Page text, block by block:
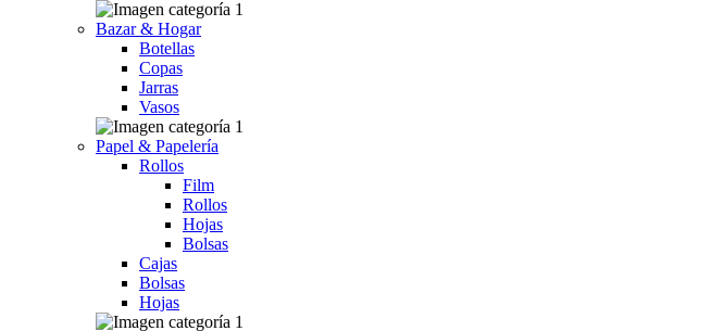
Bazar & Hogar
Botellas
Copas
Jarras
Vasos
Papel & Papelería
Rollos
Film
Rollos
Hojas
Bolsas
Cajas
Bolsas
Hojas